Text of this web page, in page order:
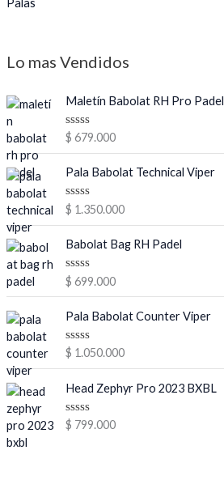
Palas
Lo mas Vendidos
Maletín Babolat RH Pro Padel
V
a
o
a
d
o
e
n
0
d
e
5
$ 679.000
Pala Babolat Technical Viper
V
a
o
a
d
o
e
n
0
d
e
5
$ 1.350.000
Babolat Bag RH Padel
V
a
o
a
d
o
e
n
0
d
e
5
$ 699.000
Pala Babolat Counter Viper
V
o
a
d
o
$ 1.050.000
Head Zephyr Pro 2023 BXBL
V
a
$ 799.000